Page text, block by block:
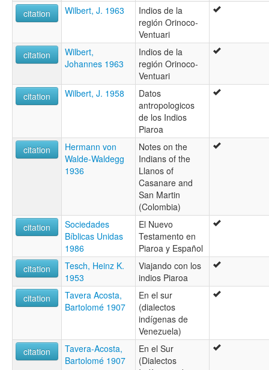
citation
Wilbert, J. 1963
Indios de la
región Orinoco-
Ventuari
citation
Wilbert,
Johannes 1963
Indios de la
región Orinoco-
Ventuari
citation
Wilbert, J. 1958
Datos
antropologicos
de los Indios
Piaroa
citation
Hermann von
Walde-Waldegg
1936
Notes on the
Indians of the
Llanos of
Casanare and
San Martin
(Colombia)
citation
Sociedades
Bíblicas Unidas
1986
El Nuevo
Testamento en
Piaroa y Español
citation
Tesch, Heinz K.
1953
Viajando con los
indios Piaroa
citation
Tavera Acosta,
Bartolomé 1907
En el sur
(dialectos
indígenas de
Venezuela)
citation
Tavera-Acosta,
Bartolomé 1907
En el Sur
(Dialectos